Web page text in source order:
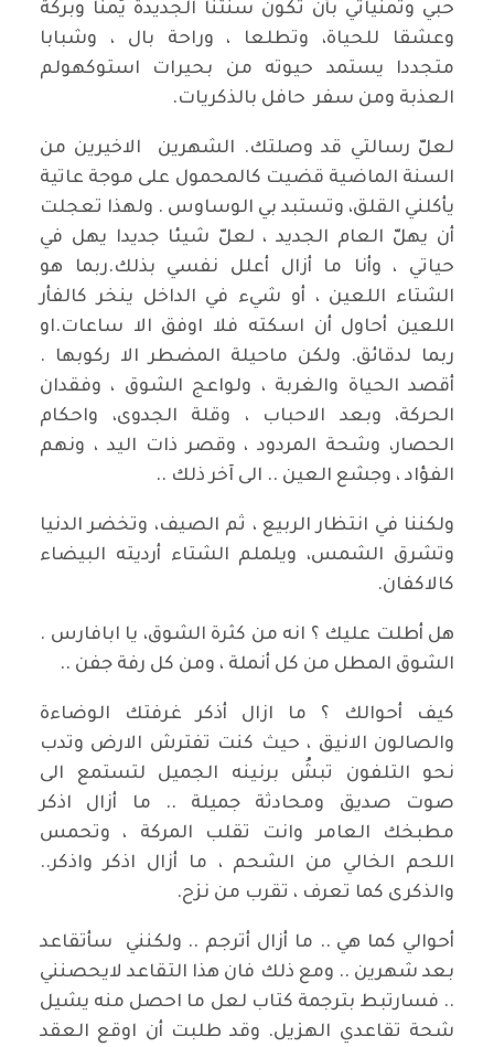
حبي وتمنياتي بأن تكون سنتنا الجديدة يُمنا وبركة
وعشقا للحياة، وتطلعا ، وراحة بال ، وشبابا
متجددا يستمد حيوته من بحيرات استوكهولم
العذبة ومن سفر حافل بالذكريات.
لعلّ رسالتي قد وصلتك. الشهرين الاخيرين من
السنة الماضية قضيت كالمحمول على موجة عاتية
يأكلني القلق، وتستبد بي الوساوس . ولهذا تعجلت
أن يهلّ العام الجديد ، لعلّ شيئا جديدا يهل في
حياتي ، وأنا ما أزال أعلل نفسي بذلك.ربما هو
الشتاء اللعين ، أو شيء في الداخل ينخر كالفأر
اللعين أحاول أن اسكته فلا اوفق الا ساعات.او
ربما لدقائق. ولكن ماحيلة المضطر الا ركوبها .
أقصد الحياة والغربة ، ولواعج الشوق ، وفقدان
الحركة، وبعد الاحباب ، وقلة الجدوى، واحكام
الحصار، وشحة المردود ، وقصر ذات اليد ، ونهم
الفؤاد ، وجشع العين .. الى آخر ذلك ..
ولكننا في انتظار الربيع ، ثم الصيف، وتخضر الدنيا
وتشرق الشمس، ويلملم الشتاء أرديته البيضاء
كالاكفان.
هل أطلت عليك ؟ انه من كثرة الشوق، يا ابافارس .
الشوق المطل من كل أنملة ، ومن كل رفة جفن ..
كيف أحوالك ؟ ما ازال أذكر غرفتك الوضاءة
والصالون الانيق ، حيث كنت تفترش الارض وتدب
نحو التلفون تبشُ برنينه الجميل لتستمع الى
صوت صديق ومحادثة جميلة .. ما أزال اذكر
مطبخك العامر وانت تقلب المركة ، وتحمس
اللحم الخالي من الشحم ، ما أزال اذكر واذكر..
والذكرى كما تعرف ، تقرب من نزح.
أحوالي كما هي .. ما أزال أترجم .. ولكنني سأتقاعد
بعد شهرين .. ومع ذلك فان هذا التقاعد لايحصنني
.. فسارتبط بترجمة كتاب لعل ما احصل منه يشيل
شحة تقاعدي الهزيل. وقد طلبت أن اوقع العقد